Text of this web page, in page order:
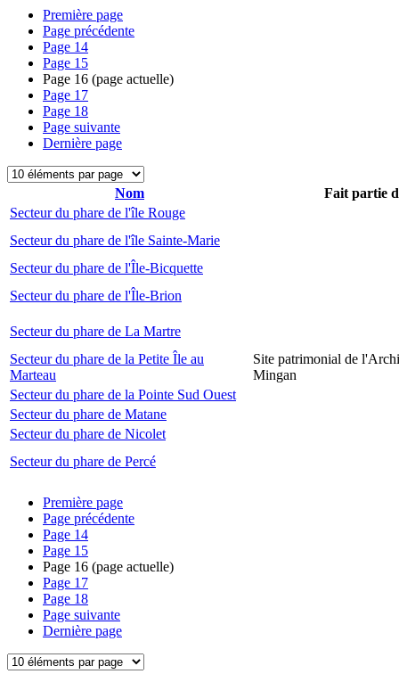
Première page
Page précédente
Page 14
Page 15
Page 16 (page actuelle)
Page 17
Page 18
Page suivante
Dernière page
Nom
Fait partie
Secteur du phare de l'île Rouge
Secteur du phare de l'île Sainte-Marie
Secteur du phare de l'Île-Bicquette
Secteur du phare de l'Île-Brion
Secteur du phare de La Martre
Secteur du phare de la Petite Île au
Marteau
Site patrimonial de
Mingan
Secteur du phare de la Pointe Sud Ouest
Secteur du phare de Matane
Secteur du phare de Nicolet
Secteur du phare de Percé
Première page
Page précédente
Page 14
Page 15
Page 16 (page actuelle)
Page 17
Page 18
Page suivante
Dernière page